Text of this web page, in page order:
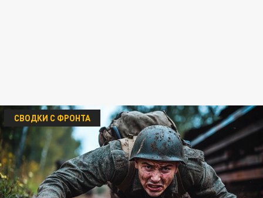
СВОДКИ С ФРОНТА